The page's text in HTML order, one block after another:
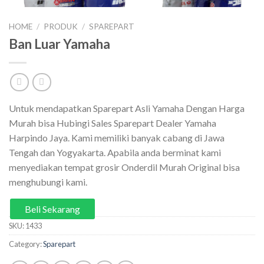
HOME / PRODUK / SPAREPART
Ban Luar Yamaha
Untuk mendapatkan Sparepart Asli Yamaha Dengan Harga
Murah bisa Hubingi Sales Sparepart Dealer Yamaha
Harpindo Jaya. Kami memiliki banyak cabang di Jawa
Tengah dan Yogyakarta. Apabila anda berminat kami
menyediakan tempat grosir Onderdil Murah Original bisa
menghubungi kami.
Beli Sekarang
SKU:1433
Category:Sparepart